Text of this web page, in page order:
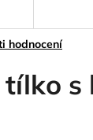
hodnocení
s